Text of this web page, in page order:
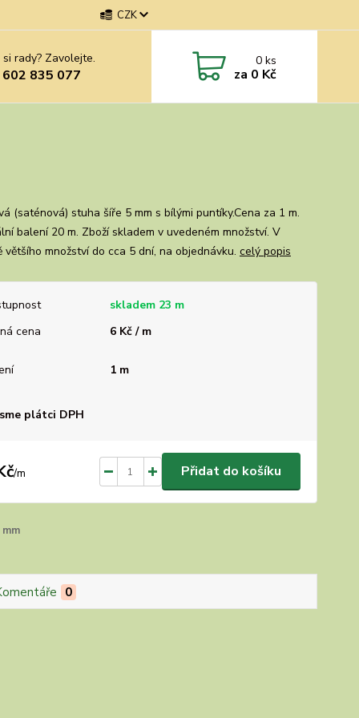
CZK
rady? Zavolejte.
835 077
0ks
za 0 Kč
(saténová) stuha šíře 5 mm s bílými puntíky.Cena za 1 m.
balení 20 m. Zboží skladem v uvedeném množství. V
většího množství do cca 5 dní, na objednávku. celý popis
skladem 23 m
cena
6 Kč / m
1 m
plátci DPH
/m Přidat do košíku
mm
0